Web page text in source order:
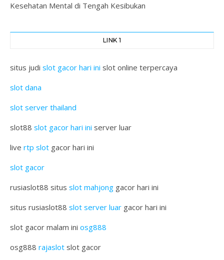
Kesehatan Mental di Tengah Kesibukan
LINK 1
situs judi slot gacor hari ini slot online terpercaya
slot dana
slot server thailand
slot88 slot gacor hari ini server luar
live rtp slot gacor hari ini
slot gacor
rusiaslot88 situs slot mahjong gacor hari ini
situs rusiaslot88 slot server luar gacor hari ini
slot gacor malam ini osg888
osg888 rajaslot slot gacor